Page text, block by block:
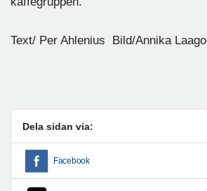
Text/ Per Ahlenius Bild/Annika Laago
Dela sidan via:
Facebook